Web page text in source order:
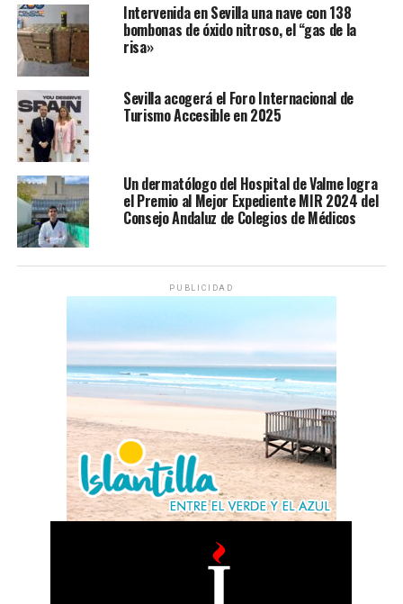
Intervenida en Sevilla una nave con 138
bombonas de óxido nitroso, el “gas de la
risa»
Sevilla acogerá el Foro Internacional de
Turismo Accesible en 2025
Un dermatólogo del Hospital de Valme logra
el Premio al Mejor Expediente MIR 2024 del
Consejo Andaluz de Colegios de Médicos
PUBLICIDAD